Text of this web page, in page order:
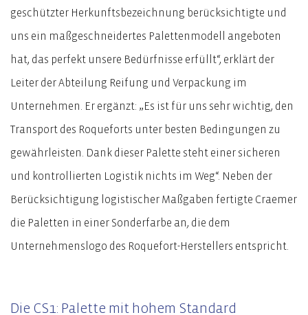
geschützter Herkunftsbezeichnung berücksichtigte und
uns ein maßgeschneidertes Palettenmodell angeboten
hat, das perfekt unsere Bedürfnisse erfüllt“, erklärt der
Leiter der Abteilung Reifung und Verpackung im
Unternehmen. Er ergänzt: „Es ist für uns sehr wichtig, den
Transport des Roqueforts unter besten Bedingungen zu
gewährleisten. Dank dieser Palette steht einer sicheren
und kontrollierten Logistik nichts im Weg“. Neben der
Berücksichtigung logistischer Maßgaben fertigte Craemer
die Paletten in einer Sonderfarbe an, die dem
Unternehmenslogo des Roquefort-Herstellers entspricht.
Die CS1: Palette mit hohem Standard